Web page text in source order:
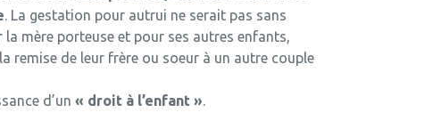
. La gestation pour autrui ne serait pas sans
la mère porteuse et pour ses autres enfants,
remise de leur frère ou soeur à un autre couple
d’un « droit à l’enfant ».